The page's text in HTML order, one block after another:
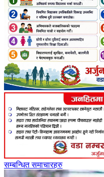
सम्बन्धित समाचारहरु